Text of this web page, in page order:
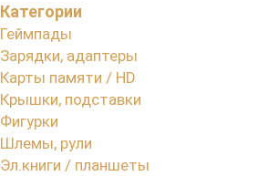
Категории
Геймпады
Зарядки, адаптеры
Карты памяти / HD
Крышки, подставки
Фигурки
Шлемы, рули
Эл.книги / планшеты